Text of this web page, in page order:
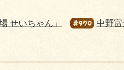
せいちゃん」 #970 中野